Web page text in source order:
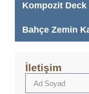
Kompozit Deck
Bahçe Zemin
İletişim